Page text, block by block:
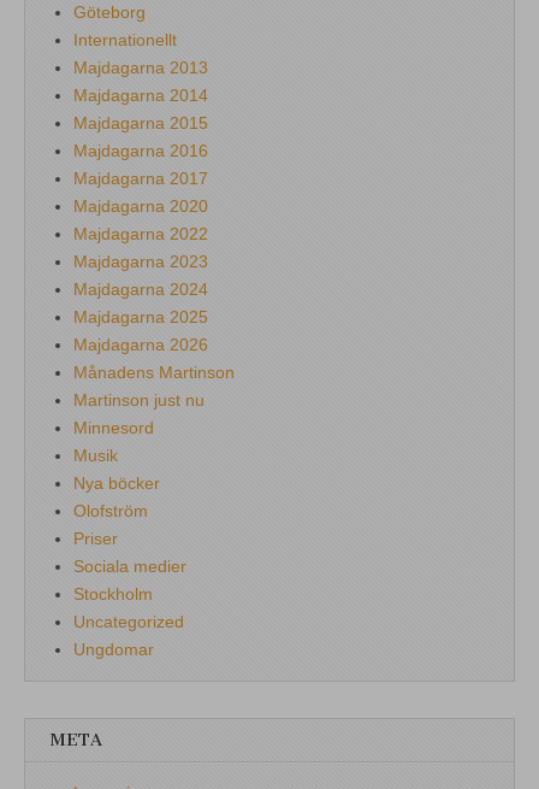
Göteborg
Internationellt
Majdagarna 2013
Majdagarna 2014
Majdagarna 2015
Majdagarna 2016
Majdagarna 2017
Majdagarna 2020
Majdagarna 2022
Majdagarna 2023
Majdagarna 2024
Majdagarna 2025
Majdagarna 2026
Månadens Martinson
Martinson just nu
Minnesord
Musik
Nya böcker
Olofström
Priser
Sociala medier
Stockholm
Uncategorized
Ungdomar
META